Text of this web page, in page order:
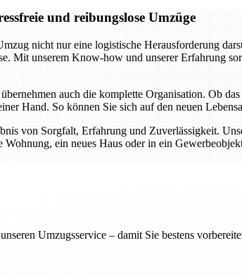
und reibungslose Umzüge
nicht nur eine logistische Herausforderung
Mit unserem Know-how und unserer Erfahrung
auch die komplette Organisation. Ob
Hand. So können Sie sich auf den neuen
von Sorgfalt, Erfahrung und Zuverlässigkeit.
ein neues Haus oder in ein
Umzugsservice – damit Sie bestens